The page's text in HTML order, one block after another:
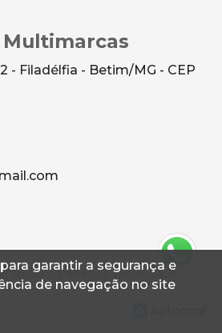
garantir a segurança e
de navegação no site
- Filadélfia - Betim/MG - CEP
Todos os direitos reservados.